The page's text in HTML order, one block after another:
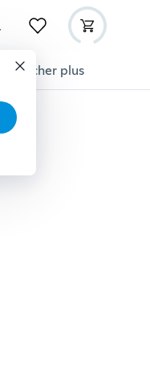
Afficher plus